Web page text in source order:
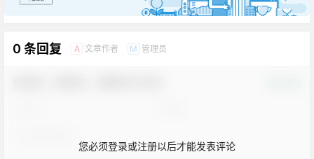
广告
0 条回复 A 文章作者 M 管理员
您必须登录或注册以后才能发表评论